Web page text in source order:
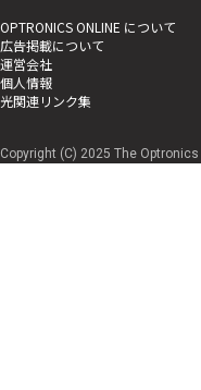
OPTRONICS ONLINE について
広告掲載について
運営会社
個人情報
光関連リンク集
Copyright (C) 2025 The